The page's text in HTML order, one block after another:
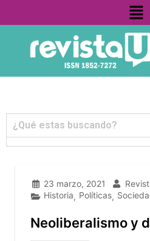
23 marzo, 2021
Historia, Políticas,
Neoliberalismo y